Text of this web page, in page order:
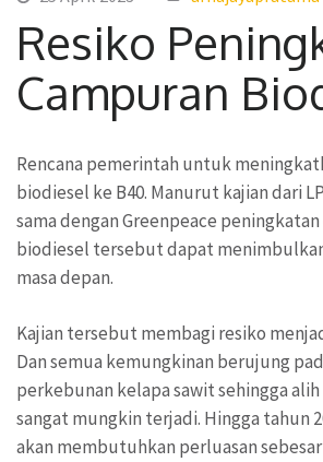
Resiko
Campuran
Rencana pemerintah untuk
biodiesel ke B40. Manurut kajian dari
sama dengan Greenpeace
biodiesel tersebut dapat
masa depan.
Kajian tersebut membagi resiko
Dan semua kemungkinan berujung
perkebunan kelapa sawit sehingga
sangat mungkin terjadi. Hingga tahun
akan membutuhkan perluasan